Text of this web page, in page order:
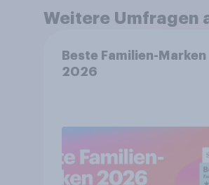
Weitere Umfragen
Beste Familien-Marken
2026